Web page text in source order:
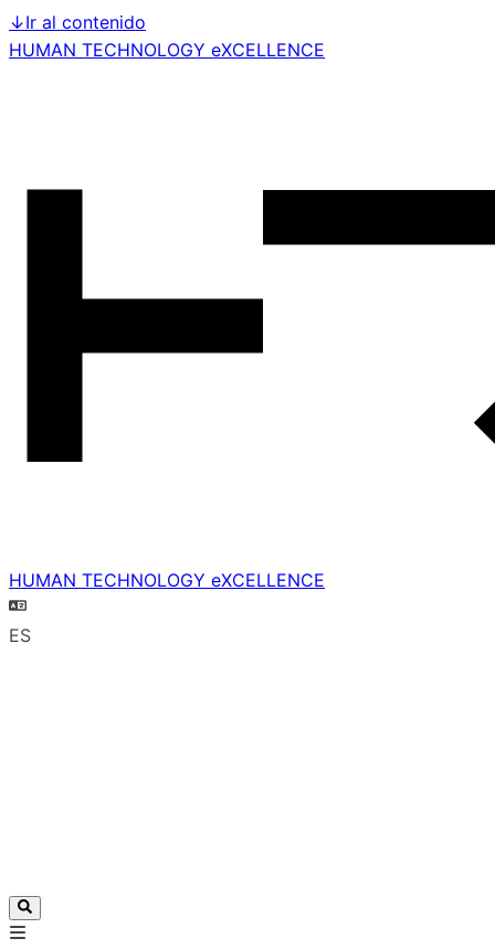
↓Ir al contenido
HUMAN TECHNOLOGY eXCELLENCE
HUMAN TECHNOLOGY eXCELLENCE
ES